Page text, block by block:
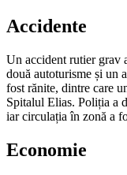
Accidente
Un accident rutier grav
două autoturisme și un
fost rănite, dintre care
Spitalul Elias. Poliția a
iar circulația în zonă a
Economie